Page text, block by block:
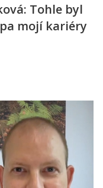
Tohle byl
mojí kariéry